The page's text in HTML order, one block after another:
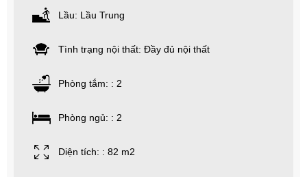
Lầu: Lầu Trung
Tình trạng nội thất: Đầy đủ nội thất
Phòng tắm: : 2
Phòng ngủ: : 2
Diện tích: : 82 m2